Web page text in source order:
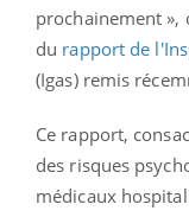
prochainement
du rapport de
(Igas) remis
Ce rapport,
des risques
médicaux